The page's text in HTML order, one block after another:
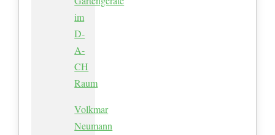
im
D-
A-
CH
Raum
Volkmar
Neumann